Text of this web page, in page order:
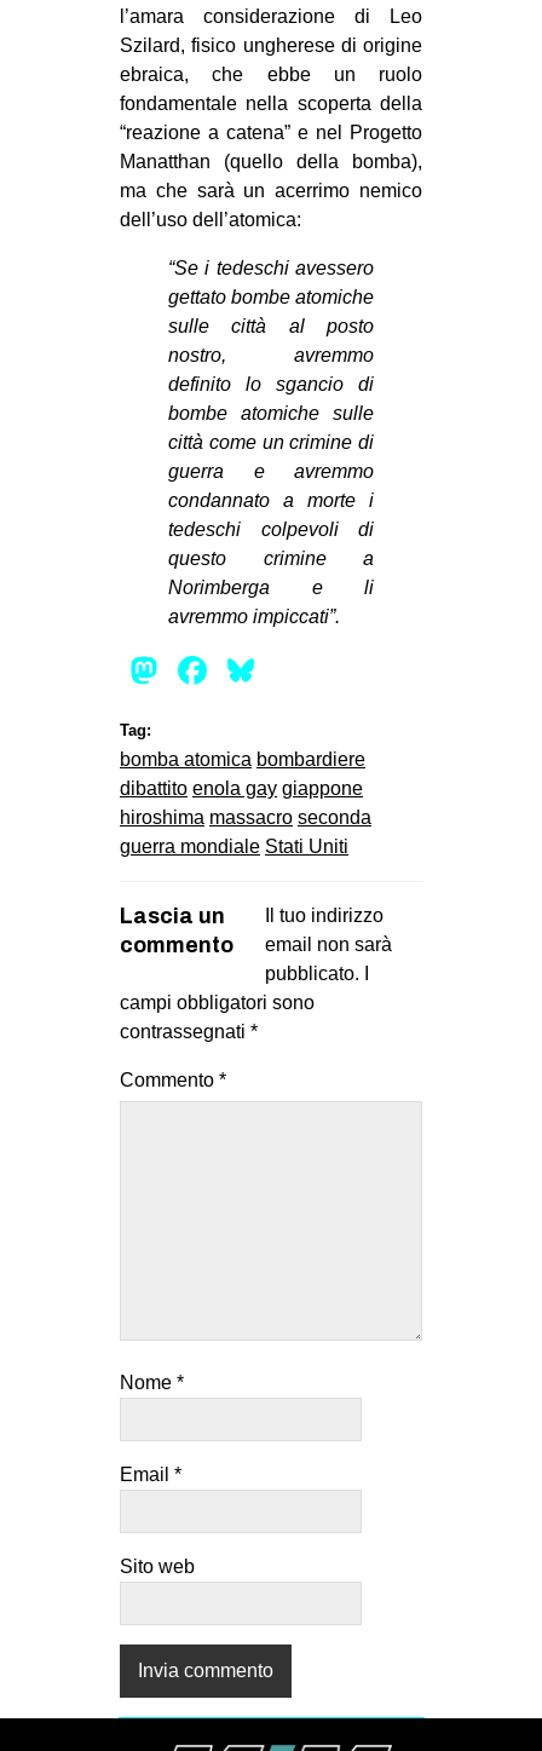
l’amara considerazione di Leo
Szilard, fisico ungherese di origine
ebraica, che ebbe un ruolo
fondamentale nella scoperta della
“reazione a catena” e nel Progetto
Manatthan (quello della bomba),
ma che sarà un acerrimo nemico
dell’uso dell’atomica:
“Se i tedeschi avessero
gettato bombe atomiche
sulle città al posto
nostro, avremmo
definito lo sgancio di
bombe atomiche sulle
città come un crimine di
guerra e avremmo
condannato a morte i
tedeschi colpevoli di
questo crimine a
Norimberga e li
avremmo impiccati”.
Mastodon
Facebook
Tag:
bomba atomica bombardiere
dibattito enola gay giappone
hiroshima massacro seconda
guerra mondiale Stati Uniti
Lascia un
commento
Il tuo indirizzo
email non sarà
pubblicato.
campi obbligatori sono
contrassegnati *
Commento *
Nome *
Email *
Sito web